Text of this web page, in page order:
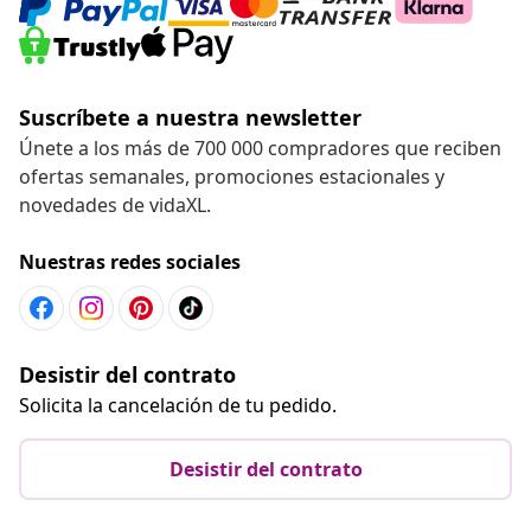
Suscríbete a nuestra newsletter
Únete a los más de 700 000 compradores que reciben
ofertas semanales, promociones estacionales y
novedades de vidaXL.
Nuestras redes sociales
Desistir del contrato
Solicita la cancelación de tu pedido.
Desistir del contrato